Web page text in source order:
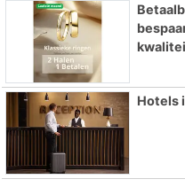
Hotels